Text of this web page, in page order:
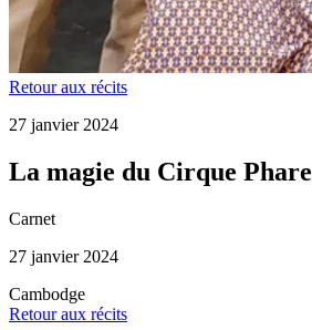
Retour aux récits
27 janvier 2024
La magie du Cirque Phare
Carnet
27 janvier 2024
Cambodge
Retour aux récits